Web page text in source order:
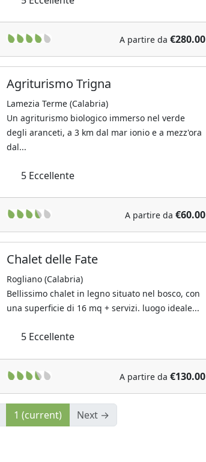
A partire da €280.00
Agriturismo Trigna
Lamezia Terme (Calabria)
Un agriturismo biologico immerso nel verde
degli aranceti, a 3 km dal mar ionio e a mezz'ora
dal...
5 Eccellente
A partire da €60.00
Chalet delle Fate
Rogliano (Calabria)
Bellissimo chalet in legno situato nel bosco, con
una superficie di 16 mq + servizi. luogo ideale...
5 Eccellente
A partire da €130.00
1 (current) Next →